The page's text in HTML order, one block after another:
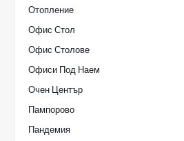
Отопление
Офис Стол
Офис Столове
Офиси Под Наем
Очен Център
Пампорово
Пандемия